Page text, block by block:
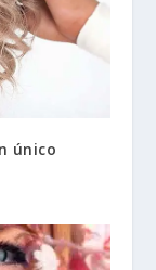
único